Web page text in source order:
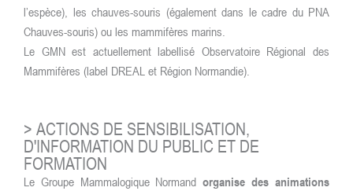
l’espèce), les chauves-souris (également dans le cadre du PNA
Chauves-souris) ou les mammifères marins.
Le GMN est actuellement labellisé Observatoire Régional des
Mammifères (label DREAL et Région Normandie).
> ACTIONS DE SENSIBILISATION,
D'INFORMATION DU PUBLIC ET DE
FORMATION
Le Groupe Mammalogique Normandorganise des animations